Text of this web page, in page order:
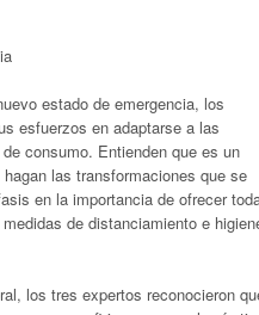
estado de emergencia, los
esfuerzos en adaptarse a las
consumo. Entienden que es un
las transformaciones que se
en la importancia de ofrecer
de distanciamiento e
los tres expertos reconocieron